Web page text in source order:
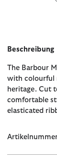
Beschreibung
The Barbour
with colourful
heritage. Cut
comfortable
elasticated